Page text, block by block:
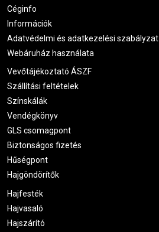
Céginfo
Információk
Adatvédelmi és adatkezelési szabályzat
Webáruház használata
Vevőtájékoztató ÁSZF
Szállítási feltételek
Színskálák
Vendégkönyv
GLS csomagpont
Biztonságos fizetés
Hűségpont
Hajgöndörítők
Hajfesték
Hajvasaló
Hajszárító